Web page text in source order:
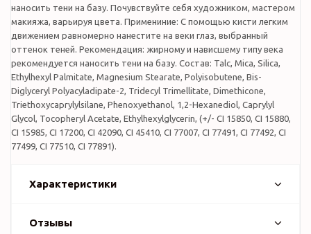
наносить тени на базу. Почувствуйте себя художником, мастером
макияжа, варьируя цвета. Примениние: С помощью кисти легким
движением равномерно нанестите на веки глаз, выбранный
оттенок теней. Рекомендация: жирному и нависшему типу века
рекомендуется наносить тени на базу. Состав: Talc, Mica, Silica,
Ethylhexyl Palmitate, Magnesium Stearate, Polyisobutene, Bis-
Diglyceryl Polyacyladipate-2, Tridecyl Trimellitate, Dimethicone,
Triethoxycaprylylsilane, Phenoxyethanol, 1,2-Hexanediol, Caprylyl
Glycol, Tocopheryl Acetate, Ethylhexylglycerin, (+/- CI 15850, CI 15880,
CI 15985, CI 17200, CI 42090, CI 45410, CI 77007, CI 77491, CI 77492, CI
77499, CI 77510, CI 77891).
Характеристики
Отзывы